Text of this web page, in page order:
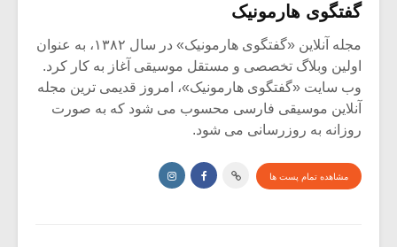
گفتگوی هارمونیک
مجله آنلاین «گفتگوی هارمونیک» در سال ۱۳۸۲، به عنوان
اولین وبلاگ تخصصی و مستقل موسیقی آغاز به کار کرد.
وب سایت «گفتگوی هارمونیک»، امروز قدیمی ترین مجله
آنلاین موسیقی فارسی محسوب می شود که به صورت
روزانه به روزرسانی می شود.
مشاهده تمام پست ها